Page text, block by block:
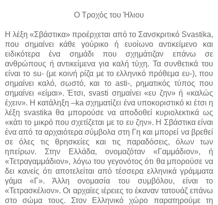
Ο Τροχός του Ήλιου
Η λέξη «Σβάστικα» προέρχεται από το Σανσκριτικό Svastika,
που σημαίνει κάθε γούρικο ή ευοίωνο αντικείμενο και
ειδικότερα ένα σημάδι που σχημάτιζαν επάνω σε
ανθρώπους ή αντικείμενα για καλή τύχη. Τα συνθετικά του
είναι το su- (με κοινή ρίζα με το ελληνικό πρόθεμα ευ-), που
σημαίνει καλό, σωστό, και το asti-, ρηματικός τύπος που
σημαίνει «είμαι». Έτσι, svasti σημαίνει «ευ ζην» ή «καλώς
έχειν». Η κατάληξη –ka σχηματίζει ένα υποκοριστικό κι έτσι η
λέξη svastika θα μπορούσε να αποδοθεί κυριολεκτικά ως
«κάτι το μικρό που σχετίζεται με το ευ ζην». Η Σβάστικα είναι
ένα από τα αρχαιότερα σύμβολα στη Γη και μπορεί να βρεθεί
σε όλες τις θρησκείες και τις παραδόσεις, όλων των
ηπείρων. Στην Ελλάδα, ονομαζόταν «Γαμμάδιον», ή
«Τετραγαμμάδιον», λόγω του γεγονότος ότι θα μπορούσε να
δει κανείς ότι αποτελείται από τέσσερα ελληνικά γράμματα
γάμα «Γ». Άλλη ονομασία του συμβόλου, είναι το
«Τετρασκέλιον». Οι αρχαίες ιέρειες το έκαναν τατουάζ επάνω
στο σώμα τους. Στον Ελληνικό χώρο παρατηρούμε τη